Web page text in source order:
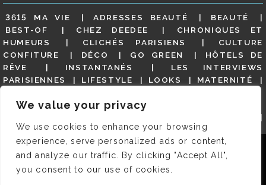
We value your privacy
We use cookies to enhance your browsing
experience, serve personalized ads or content,
and analyze our traffic. By clicking "Accept All",
you consent to our use of cookies.
3615 MA VIE ADRESSES BEAUTÉ
BEAUTÉ
BEST-OF
CHEZ DEEDEE
CHRONIQUES ET
HUMEURS
CLICHÉS PARISIENS
CULTURE
CONFITURE
DÉCO GO GREEN
HÔTELS DE
RÊVE
INSTANTANÉS
LES INTERVIEWS
PARISIENNES
LIFESTYLE LOOKS
MATERNITÉ
(BUT GOODIES)
PAR ICI LE MAGOT !
REVUE DE PRESSE DÉTAILLÉE, SIOU PLAIT
DE THÉ
SHOPPING VIDÉOS
VITE ! UN RESTO
VOYAGES VOYAGES
Nous utilisons des cookies pour vous garantir la meilleure
expérience sur notre site. Si vous continuez à utiliser ce
dernier, nous considérerons que vous acceptez l'utilisation des